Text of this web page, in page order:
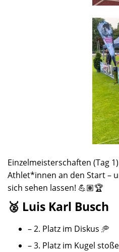
Einzelmeisterschaften (Tag
Athlet*innen an den Start –
sich sehen lassen! 💪🏽🏆
🥈 Luis Karl Busch
– 2. Platz im Diskus 🥏
– 3. Platz im Kugel